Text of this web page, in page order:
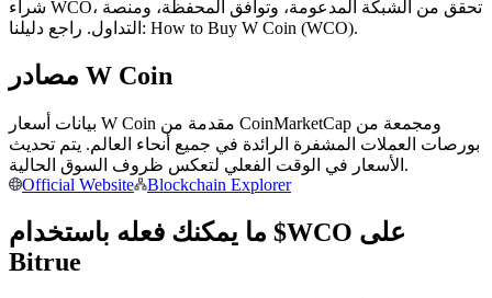
يكسب
شراء WCO، تحقق من الشبكة المدعومة، وتوافق المحفظة، ومنصة
التداول. راجع دليلنا: How to Buy W Coin (WCO).
مصادر W Coin
بيانات أسعار W Coin مقدمة من CoinMarketCap ومجمعة من
بورصات العملات المشفرة الرائدة في جميع أنحاء العالم. يتم تحديث
الأسعار في الوقت الفعلي لتعكس ظروف السوق الحالية.
Official Website
Blockchain Explorer
ما يمكنك فعله باستخدام $WCO على
Bitrue